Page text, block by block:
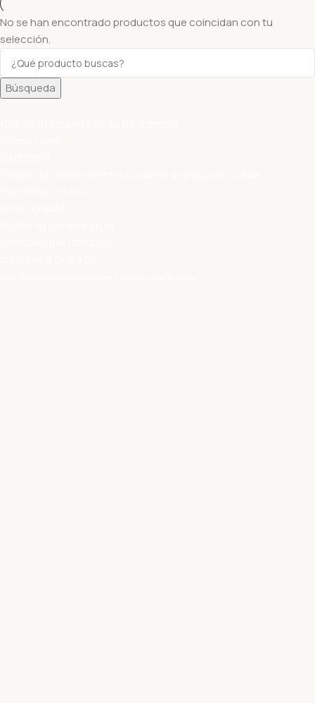
No se han encontrado productos que coincidan con tu
selección.
Búsqueda